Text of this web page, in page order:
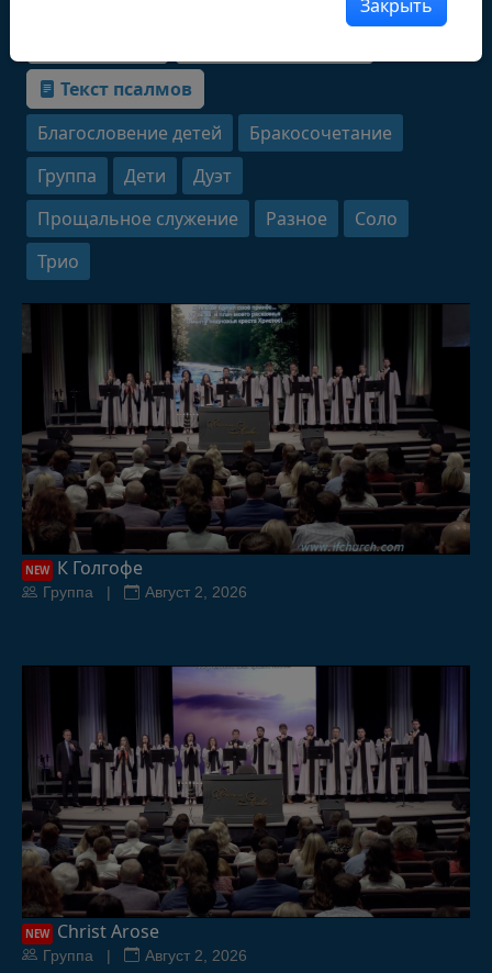
Закрыть
Текст псалмов
Благословение детей
Бракосочетание
Группа
Дети
Дуэт
Прощальное служение
Разное
Соло
Трио
NEW К Голгофе
Группа | Август 2, 2026
NEW Christ Arose
Группа | Август 2, 2026